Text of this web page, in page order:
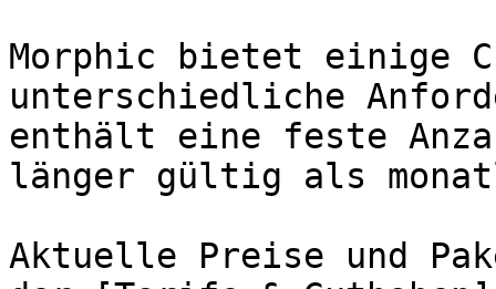
Morphic bietet einige
unterschiedliche
enthält eine feste
länger gültig als
Aktuelle Preise und